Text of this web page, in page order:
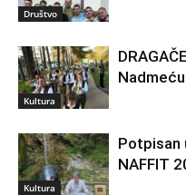
Društvo
Kultura
Kultura
Potpisan
NAFFIT